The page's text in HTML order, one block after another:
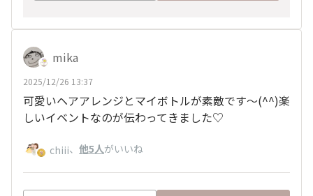
mika
2025/12/26 13:37
可愛いヘアアレンジとマイボトルが素敵です〜(⁠^⁠^⁠)楽
しいイベントなのが伝わってきました♡
chiii、 他5人がいいね